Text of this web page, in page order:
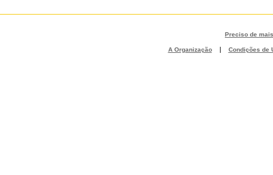
Preciso de
A Organização | Condições de